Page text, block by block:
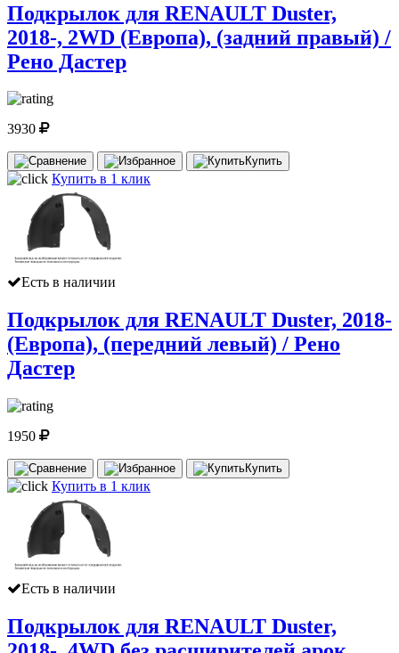
Подкрылок для RENAULT Duster,
2018-, 2WD (Европа), (задний правый) /
Рено Дастер
3930
Купить
Купить в 1 клик
Есть в наличии
Подкрылок для RENAULT Duster, 2018-
(Европа), (передний левый) / Рено
Дастер
1950
Купить
Купить в 1 клик
Есть в наличии
Подкрылок для RENAULT Duster,